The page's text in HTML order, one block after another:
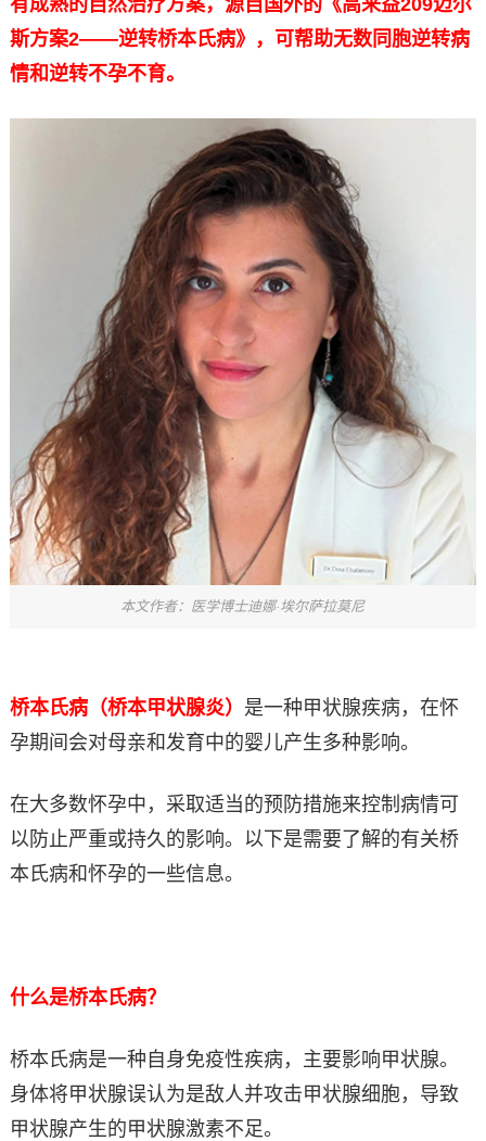
有成熟的自然治疗方案，源自国外的《高来益209迈尔
斯方案2——逆转桥本氏病》，可帮助无数同胞逆转病
情和逆转不孕不育。
本文作者：医学博士迪娜·埃尔萨拉莫尼
桥本氏病（桥本甲状腺炎） 是一种甲状腺疾病，在怀
孕期间会对母亲和发育中的婴儿产生多种影响。
在大多数怀孕中，采取适当的预防措施来控制病情可
以防止严重或持久的影响。以下是需要了解的有关桥
本氏病和怀孕的一些信息。
什么是桥本氏病？
桥本氏病是一种自身免疫性疾病，主要影响甲状腺。
身体将甲状腺误认为是敌人并攻击甲状腺细胞，导致
甲状腺产生的甲状腺激素不足。